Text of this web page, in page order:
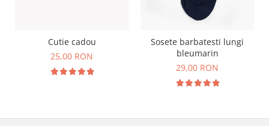
Cutie cadou
25,00 RON
Sosete barbatesti lungi
bleumarin
29,00 RON